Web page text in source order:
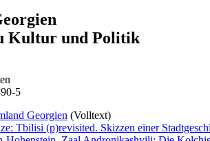
Kultur und Politik
5
Georgien (Volltext)
Tbilisi (p)revisited. Skizzen einer